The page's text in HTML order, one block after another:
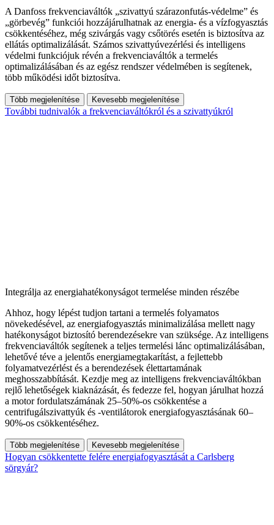
A Danfoss frekvenciaváltók „szivattyú szárazonfutás-védelme” és
„görbevég” funkciói hozzájárulhatnak az energia- és a vízfogyasztás
csökkentéséhez, még szivárgás vagy csőtörés esetén is biztosítva az
ellátás optimalizálását. Számos szivattyúvezérlési és intelligens
védelmi funkciójuk révén a frekvenciaváltók a termelés
optimalizálásában és az egész rendszer védelmében is segítenek,
több működési időt biztosítva.
Több megjelenítése Kevesebb megjelenítése
További tudnivalók a frekvenciaváltókról és a szivattyúkról
Integrálja az energiahatékonyságot termelése minden részébe
Ahhoz, hogy lépést tudjon tartani a termelés folyamatos
növekedésével, az energiafogyasztás minimalizálása mellett nagy
hatékonyságot biztosító berendezésekre van szüksége. Az intelligens
frekvenciaváltók segítenek a teljes termelési lánc optimalizálásában,
lehetővé téve a jelentős energiamegtakarítást, a fejlettebb
folyamatvezérlést és a berendezések élettartamának
meghosszabbítását. Kezdje meg az intelligens frekvenciaváltókban
rejlő lehetőségek kiaknázását, és fedezze fel, hogyan járulhat hozzá
a motor fordulatszámának 25–50%-os csökkentése a
centrifugálszivattyúk és -ventilátorok energiafogyasztásának 60–
90%-os csökkentéséhez.
Több megjelenítése Kevesebb megjelenítése
Hogyan csökkentette felére energiafogyasztását a Carlsberg
sörgyár?